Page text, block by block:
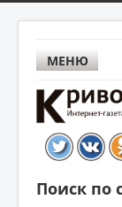
МЕНЮ
Поиск по